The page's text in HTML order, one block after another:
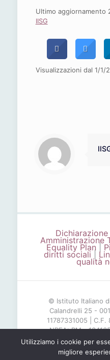
Ultimo aggiornamento
IISG
Visualizzazioni dal 1/1/
Amministrazione
Equality Plan
diritti sociali
qualità
© Istituto Italiano
Calandrelli 25 -
11787331005 |
NREA: RM -
Utilizziamo i cookie per
migliore